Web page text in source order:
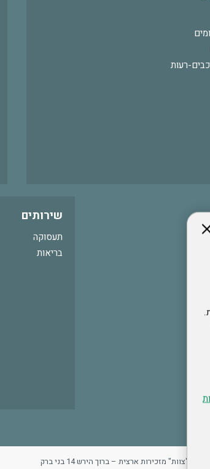
רעות
שירותים
תעסוקה
בריאות
ארגון "צוות" מזכירות ארצית – ברוך הירש 14 בני ברק